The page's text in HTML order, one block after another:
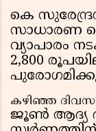
കെ
സാധാരണ
വ്യാപാരം
2,800
കഴിഞ്ഞ
ജൂൺ ആദ്യ